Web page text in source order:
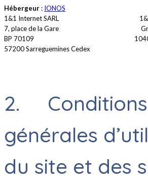
Hébergeur : IONOS
1&1 Internet SARL 1&1
7, place de la Gare
BP 70109 10405 Berlin,
57200 Sarreguemines Cedex
2. Conditions
générales
du site et des